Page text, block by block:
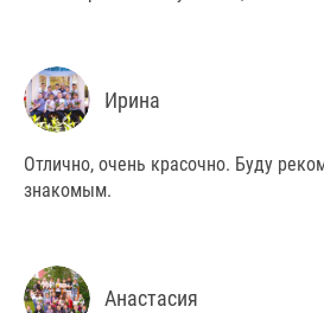
Ирина
Отлично, очень красочно. Буду
знакомым.
Анастасия